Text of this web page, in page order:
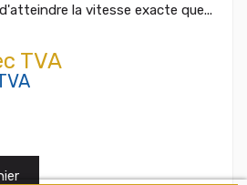
la vitesse exacte que...
TVA